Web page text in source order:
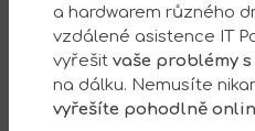
a hardwarem různého
vzdálené asistence IT
vyřešit vaše problémy
na dálku. Nemusíte
vyřešíte pohodlně